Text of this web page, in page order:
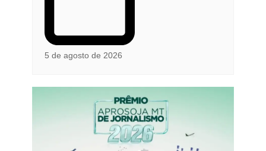
5 de agosto de 2026